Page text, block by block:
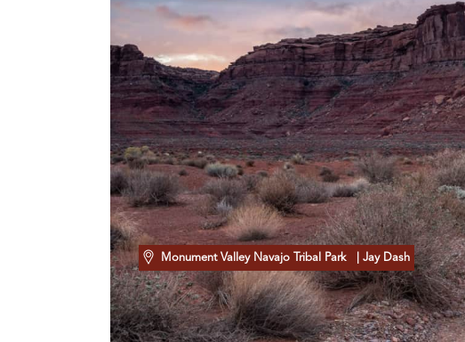
Monument Valley Navajo Tribal Park | Jay Dash